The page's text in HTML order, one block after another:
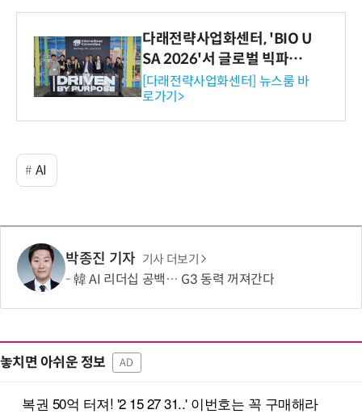
다래전략사업화센터, 'BIO U
SA 2026'서 글로벌 빅파마
와의 비즈니스 미팅 지원…K
-바이오 해외 진출 교두보 확
보
[다래전략사업화센터] 뉴스룸 바
로가기>
AI
박종진 기자 기사 더보기
韓 AI 리더십 공백… G3 동력 꺼져간다
놓치면 아쉬운 정보 AD